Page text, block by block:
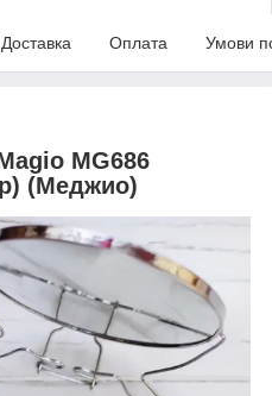
Доставка Оплата Умови
MG686
(Меджио)